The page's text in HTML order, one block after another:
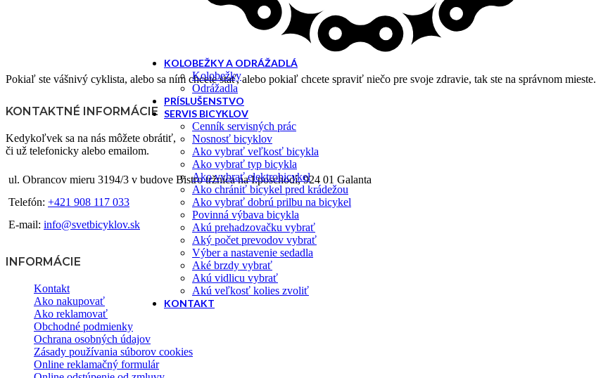
KOLOBEŽKY A ODRÁŽADLÁ
Kolobežky
Odrážadla
PRÍSLUŠENSTVO
SERVIS BICYKLOV
Cenník servisných prác
Nosnosť bicyklov
Ako vybrať veľkosť bicykla
Ako vybrať typ bicykla
Ako vybrať elektrobicykel
Ako chrániť bicykel pred krádežou
Ako vybrať dobrú prilbu na bicykel
Povinná výbava bicykla
Akú prehadzovačku vybrať
Aký počet prevodov vybrať
Výber a nastavenie sedadla
Aké brzdy vybrať
Akú vidlicu vybrať
Akú veľkosť kolies zvoliť
KONTAKT
Pokiaľ ste vášnivý cyklista, alebo sa ním chcete stať, alebo pokiaľ chcete spraviť niečo pre svoje zdravie, tak ste na správnom mieste.
KONTAKTNÉ INFORMÁCIE
Kedykoľvek sa na nás môžete obrátiť,
či už telefonicky alebo emailom.
ul. Obrancov mieru 3194/3 v budove Bistro tržnica na I.poschodí, 924 01 Galanta
Telefón: +421 908 117 033
E-mail: info@svetbicyklov.sk
INFORMÁCIE
Kontakt
Ako nakupovať
Ako reklamovať
Obchodné podmienky
Ochrana osobných údajov
Zásady používania súborov cookies
Online reklamačný formulár